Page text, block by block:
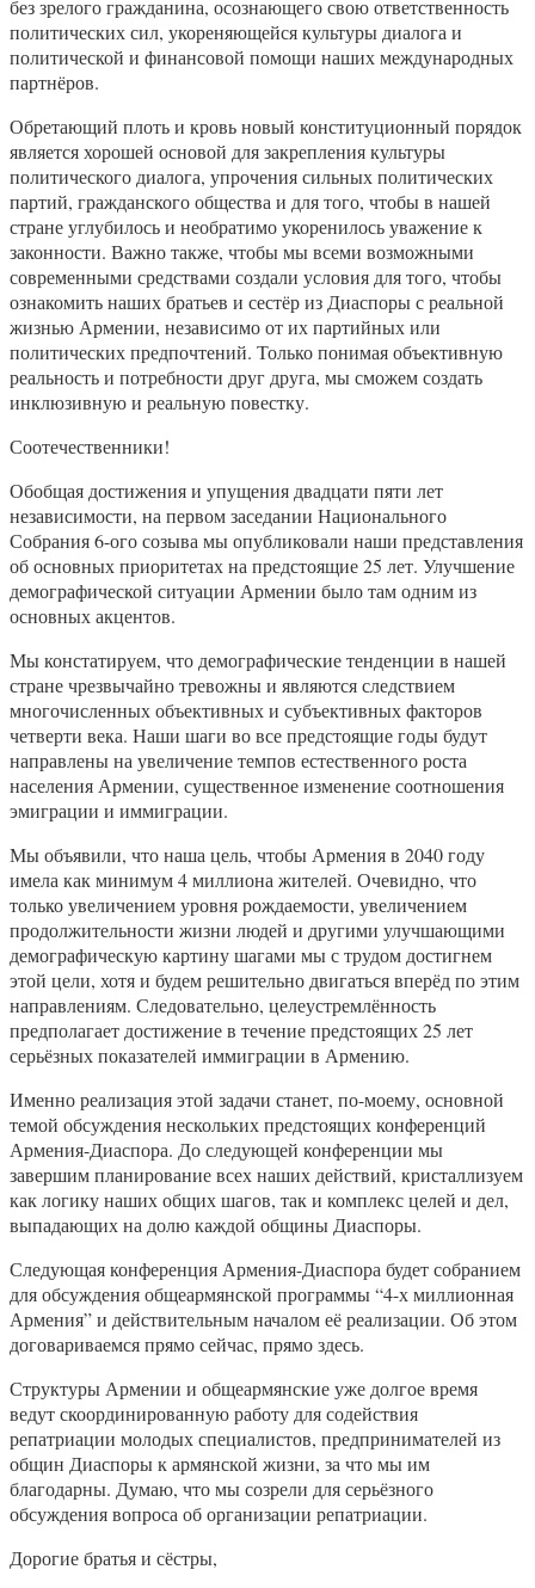
без зрелого гражданина, осознающего свою ответственность
политических сил, укореняющейся культуры диалога и
политической и финансовой помощи наших международных
партнёров.
Обретающий плоть и кровь новый конституционный порядок
является хорошей основой для закрепления культуры
политического диалога, упрочения сильных политических
партий, гражданского общества и для того, чтобы в нашей
стране углубилось и необратимо укоренилось уважение к
законности. Важно также, чтобы мы всеми возможными
современными средствами создали условия для того, чтобы
ознакомить наших братьев и сестёр из Диаспоры с реальной
жизнью Армении, независимо от их партийных или
политических предпочтений. Только понимая объективную
реальность и потребности друг друга, мы сможем создать
инклюзивную и реальную повестку.
Соотечественники!
Обобщая достижения и упущения двадцати пяти лет
независимости, на первом заседании Национального
Собрания 6-ого созыва мы опубликовали наши представления
об основных приоритетах на предстоящие 25 лет. Улучшение
демографической ситуации Армении было там одним из
основных акцентов.
Мы констатируем, что демографические тенденции в нашей
стране чрезвычайно тревожны и являются следствием
многочисленных объективных и субъективных факторов
четверти века. Наши шаги во все предстоящие годы будут
направлены на увеличение темпов естественного роста
населения Армении, существенное изменение соотношения
эмиграции и иммиграции.
Мы объявили, что наша цель, чтобы Армения в 2040 году
имела как минимум 4 миллиона жителей. Очевидно, что
только увеличением уровня рождаемости, увеличением
продолжительности жизни людей и другими улучшающими
демографическую картину шагами мы с трудом достигнем
этой цели, хотя и будем решительно двигаться вперёд по этим
направлениям. Следовательно, целеустремлённость
предполагает достижение в течение предстоящих 25 лет
серьёзных показателей иммиграции в Армению.
Именно реализация этой задачи станет, по-моему, основной
темой обсуждения нескольких предстоящих конференций
Армения-Диаспора. До следующей конференции мы
завершим планирование всех наших действий, кристаллизуем
как логику наших общих шагов, так и комплекс целей и дел,
выпадающих на долю каждой общины Диаспоры.
Следующая конференция Армения-Диаспора будет собранием
для обсуждения общеармянской программы “4-х миллионная
Армения” и действительным началом её реализации. Об этом
договариваемся прямо сейчас, прямо здесь.
Структуры Армении и общеармянские уже долгое время
ведут скоординированную работу для содействия
репатриации молодых специалистов, предпринимателей из
общин Диаспоры к армянской жизни, за что мы им
благодарны. Думаю, что мы созрели для серьёзного
обсуждения вопроса об организации репатриации.
Дорогие братья и сёстры,